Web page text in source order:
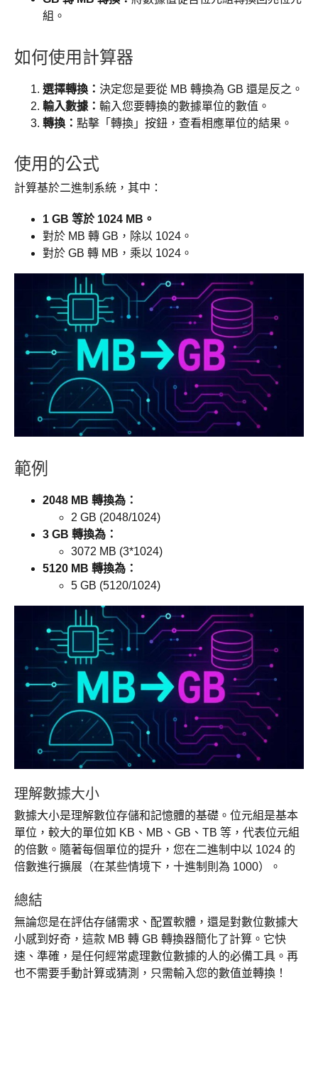
組。
如何使用計算器
選擇轉換： 決定您是要從 MB 轉換為 GB 還是反之。
輸入數據： 輸入您要轉換的數據單位的數值。
轉換： 點擊「轉換」按鈕，查看相應單位的結果。
使用的公式
計算基於二進制系統，其中：
1 GB 等於 1024 MB。
對於 MB 轉 GB，除以 1024。
對於 GB 轉 MB，乘以 1024。
範例
2048 MB 轉換為：
2 GB (2048/1024)
3 GB 轉換為：
3072 MB (3*1024)
5120 MB 轉換為：
5 GB (5120/1024)
理解數據大小
數據大小是理解數位存儲和記憶體的基礎。位元組是基本
單位，較大的單位如 KB、MB、GB、TB 等，代表位元組
的倍數。隨著每個單位的提升，您在二進制中以 1024 的
倍數進行擴展（在某些情境下，十進制則為 1000）。
總結
無論您是在評估存儲需求、配置軟體，還是對數位數據大
小感到好奇，這款 MB 轉 GB 轉換器簡化了計算。它快
速、準確，是任何經常處理數位數據的人的必備工具。再
也不需要手動計算或猜測，只需輸入您的數值並轉換！